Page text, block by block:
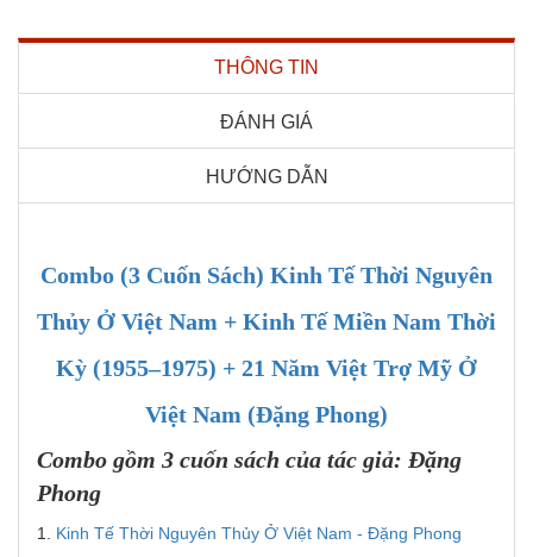
THÔNG TIN
ĐÁNH GIÁ
HƯỚNG DẪN
Combo (3 Cuốn Sách) Kinh Tế Thời Nguyên
Thủy Ở Việt Nam + Kinh Tế Miền Nam Thời
Kỳ (1955–1975) + 21 Năm Việt Trợ Mỹ Ở
Việt Nam (Đặng Phong)
Combo gồm 3 cuốn sách của tác giả: Đặng
Phong
1. Kinh Tế Thời Nguyên Thủy Ở Việt Nam - Đặng Phong